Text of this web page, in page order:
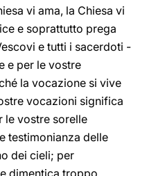
vi ama, la Chiesa vi
e soprattutto prega
e tutti i sacerdoti -
e per le vostre
la vocazione si vive
vocazioni significa
le vostre sorelle
testimonianza delle
dei cieli; per
dimentica troppo